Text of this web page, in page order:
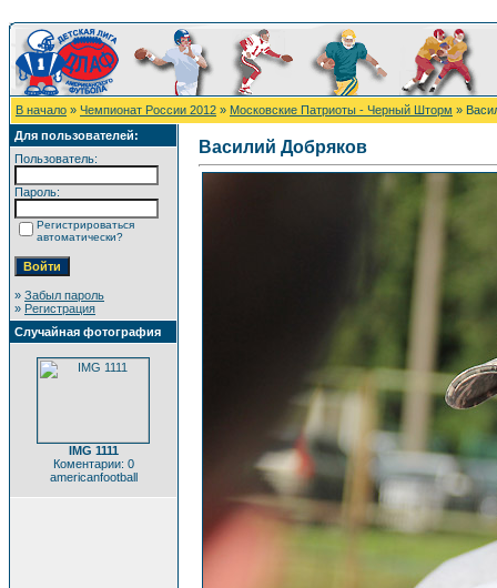
В начало » Чемпионат России 2012 » Московские Патриоты - Черный Шторм »
Для пользователей:
Пользователь:
Пароль:
Регистрироваться
автоматически?
» Забыл пароль
» Регистрация
Случайная фотография
IMG 1111
Коментарии: 0
americanfootball
Василий Добряков